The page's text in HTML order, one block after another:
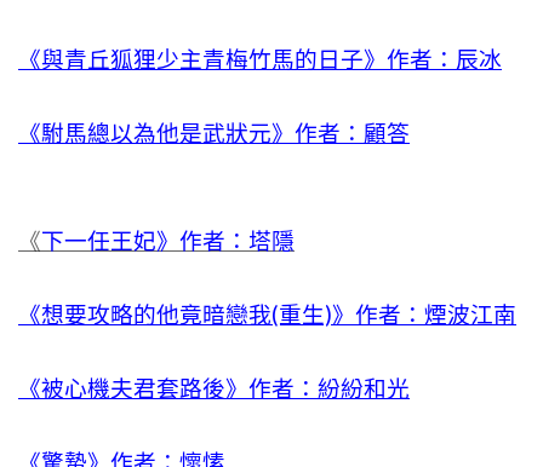
《與青丘狐狸少主青梅竹馬的日子》作者：辰冰
《駙馬總以為他是武狀元》作者：顧答
《下一任王妃》作者：塔隱
《想要攻略的他竟暗戀我(重生)》作者：煙波江南
《被心機夫君套路後》作者：紛紛和光